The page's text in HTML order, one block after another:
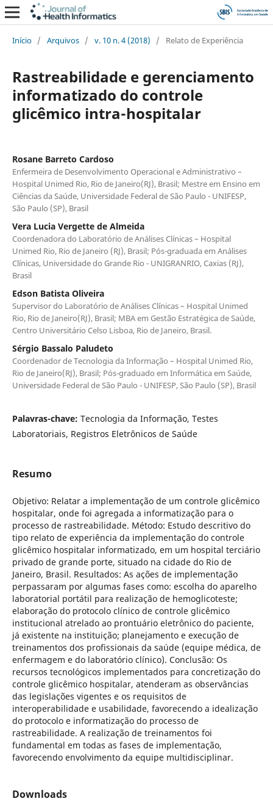
Início / Arquivos / v. 10 n. 4 (2018) / Relato de Experiência
Rastreabilidade e gerenciamento
informatizado do controle
glicêmico intra-hospitalar
Rosane Barreto Cardoso
Enfermeira de Desenvolvimento Operacional e Administrativo –
Hospital Unimed Rio, Rio de Janeiro(RJ), Brasil; Mestre em Ensino em
Ciências da Saúde, Universidade Federal de São Paulo - UNIFESP,
São Paulo (SP), Brasil
Vera Lucia Vergette de Almeida
Coordenadora do Laboratório de Análises Clínicas – Hospital
Unimed Rio, Rio de Janeiro (RJ), Brasil; Pós-graduada em Análises
Clínicas, Universidade do Grande Rio - UNIGRANRIO, Caxias (RJ),
Brasil
Edson Batista Oliveira
Supervisor do Laboratório de Análises Clínicas – Hospital Unimed
Rio, Rio de Janeiro(RJ), Brasil; MBA em Gestão Estratégica de Saúde,
Centro Universitário Celso Lisboa, Rio de Janeiro, Brasil.
Sérgio Bassalo Paludeto
Coordenador de Tecnologia da Informação – Hospital Unimed Rio,
Rio de Janeiro(RJ), Brasil; Pós-graduado em Informática em Saúde,
Universidade Federal de São Paulo - UNIFESP, São Paulo (SP), Brasil
Palavras-chave: Tecnologia da Informação, Testes
Laboratoriais, Registros Eletrônicos de Saúde
Resumo
Objetivo: Relatar a implementação de um controle glicêmico
hospitalar, onde foi agregada a informatização para o
processo de rastreabilidade. Método: Estudo descritivo do
tipo relato de experiência da implementação do controle
glicêmico hospitalar informatizado, em um hospital terciário
privado de grande porte, situado na cidade do Rio de
Janeiro, Brasil. Resultados: As ações de implementação
perpassaram por algumas fases como: escolha do aparelho
laboratorial portátil para realização de hemoglicoteste;
elaboração do protocolo clínico de controle glicêmico
institucional atrelado ao prontuário eletrônico do paciente,
já existente na instituição; planejamento e execução de
treinamentos dos profissionais da saúde (equipe médica, de
enfermagem e do laboratório clínico). Conclusão: Os
recursos tecnológicos implementados para concretização do
controle glicêmico hospitalar, atenderam as observâncias
das legislações vigentes e os requisitos de
interoperabilidade e usabilidade, favorecendo a idealização
do protocolo e informatização do processo de
rastreabilidade. A realização de treinamentos foi
fundamental em todas as fases de implementação,
favorecendo envolvimento da equipe multidisciplinar.
Downloads